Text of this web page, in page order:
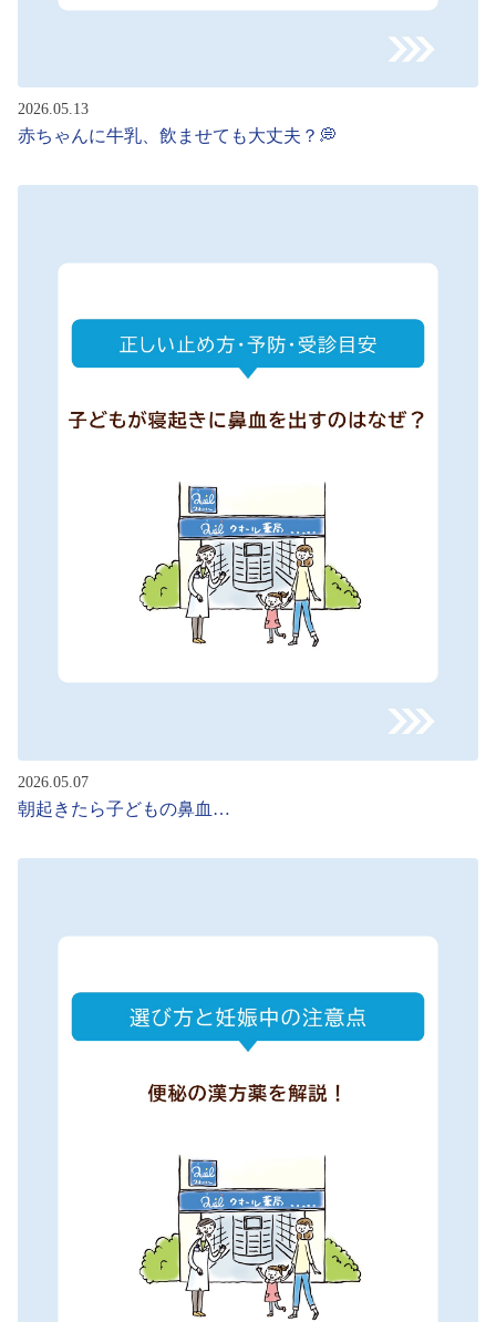
2026.05.13
赤ちゃんに牛乳、飲ませても大丈夫？💭
2026.05.07
朝起きたら子どもの鼻血…